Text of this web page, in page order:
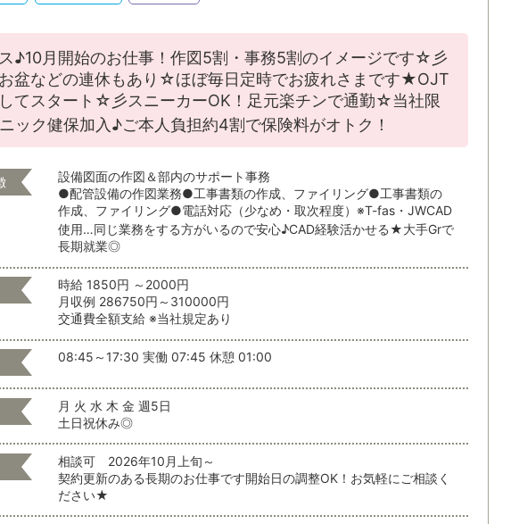
県
択をすべてクリアする POWERPOINT CAD
就業形態
派遣・受託業務スタッフ
就業期間
6ヵ月以上 3～6ヶ月
選択をすべてクリアする
♪10月開始のお仕事！作図5割・事務5割のイメージです☆彡
盆などの連休もあり☆ほぼ毎日定時でお疲れさまです★OJT
てスタート☆彡スニーカーOK！足元楽チンで通勤☆当社限
ック健保加入♪ご本人負担約4割で保険料がオトク！
設備図面の作図＆部内のサポート事務
●配管設備の作図業務●工事書類の作成、ファイリング●工事書類の
作成、ファイリング●電話対応（少なめ・取次程度）※T-fas・JWCAD
使用…同じ業務をする方がいるので安心♪CAD経験活かせる★大手Grで
長期就業◎
時給 1850円 ～2000円
月収例 286750円～310000円
交通費全額支給 ※当社規定あり
08:45～17:30 実働 07:45 休憩 01:00
月 火 水 木 金 週5日
土日祝休み◎
相談可 2026年10月上旬～
契約更新のある長期のお仕事です開始日の調整OK！お気軽にご相談く
ださい★